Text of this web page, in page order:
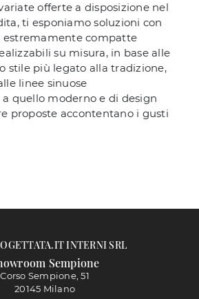
offerte a disposizione nel
ti esponiamo soluzioni con
estremamente compatte
su misura, in base alle
stile più legato alla tradizione,
linee sinuose
quello moderno e di design
proposte accontentano i gusti
INTERNI SRL
Sempione
Corso Sempione, 51
20145 Milano